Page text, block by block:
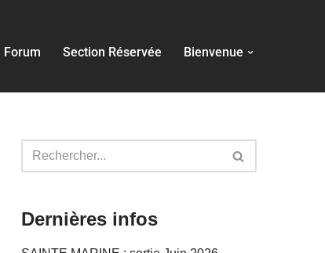
Forum Section Réservée Bienvenue
Dernières infos